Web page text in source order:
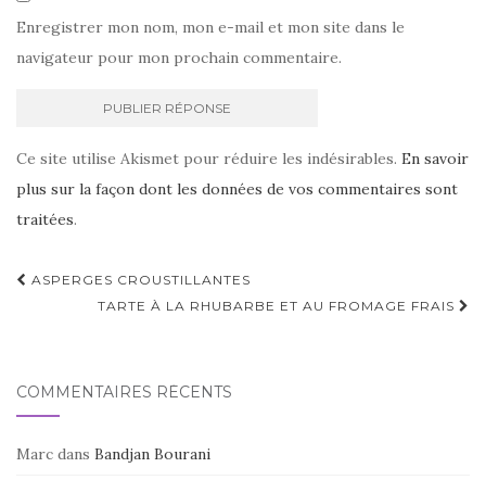
Enregistrer mon nom, mon e-mail et mon site dans le
navigateur pour mon prochain commentaire.
Ce site utilise Akismet pour réduire les indésirables. En savoir
plus sur la façon dont les données de vos commentaires sont
traitées.
Navigation
d'article
ASPERGES CROUSTILLANTES
TARTE À LA RHUBARBE ET AU FROMAGE FRAIS
COMMENTAIRES RÉCENTS
Marc dans Bandjan Bourani